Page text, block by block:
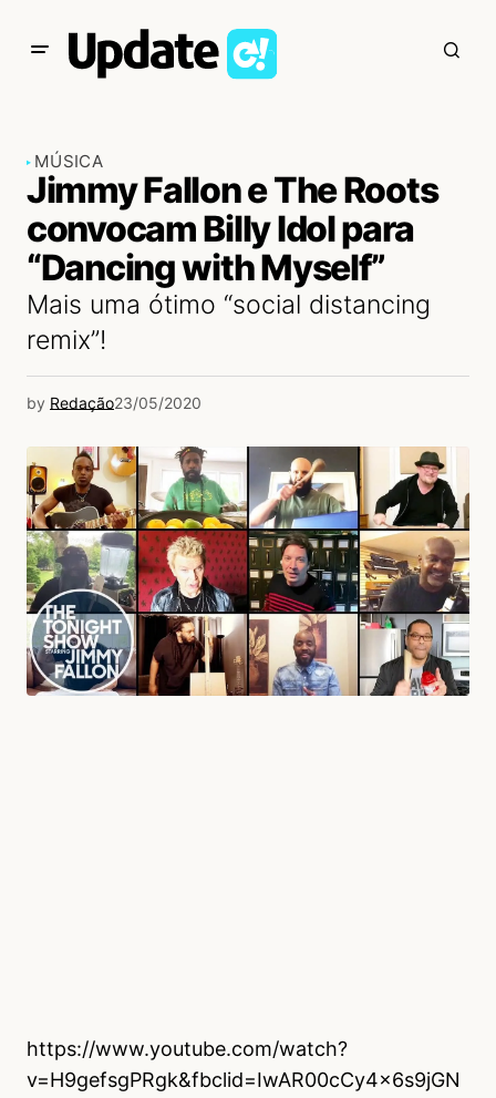
MÚSICA
Jimmy Fallon e The Roots
convocam Billy Idol para
“Dancing with Myself”
Mais uma ótimo “social distancing
remix”!
by Redação23/05/2020
https://www.youtube.com/watch?
v=H9gefsgPRgk&fbclid=IwAR00cCy4x6s9jGN